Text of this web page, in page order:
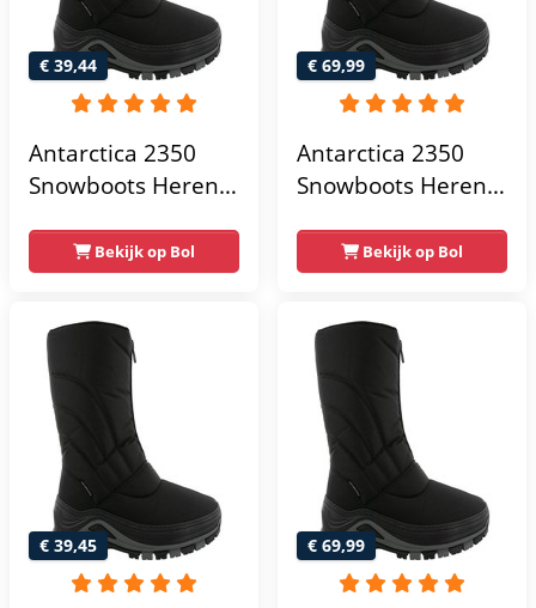
€ 39,44
Antarctica 2350
Snowboots Heren -
Bekijk op Bol
€ 69,99
Antarctica 2350
Snowboots Heren -
Bekijk op Bol
€ 39,45 € 69,99